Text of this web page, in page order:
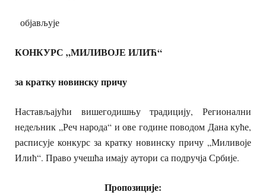
објављује
КОНКУРС „МИЛИВОЈЕ ИЛИЋ“
за кратку новинску причу
Настављајући вишегодишњу традицију, Регионални
недељник „Реч народа“ и ове године поводом Дана куће,
расписује конкурс за кратку новинску причу „Миливоје
Илић“. Право учешћа имају аутори са подручја Србије.
Пропозиције: